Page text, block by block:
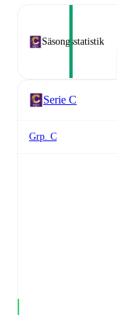
Säsongsstatistik
Serie C
Grp. C